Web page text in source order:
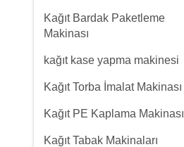
Kağıt Bardak Paketleme
Makinası
kağıt kase yapma makinesi
Kağıt Torba İmalat Makinası
Kağıt PE Kaplama Makinası
Kağıt Tabak Makinaları